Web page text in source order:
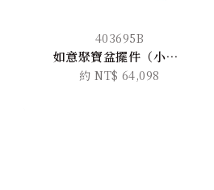
403695B
如意聚寶盆擺件（小版）
約 NT$ 64,098